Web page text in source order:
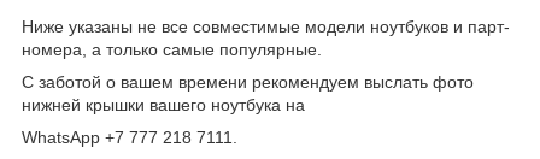
Ниже указаны не все совместимые модели ноутбуков и парт-
номера, а только самые популярные.
С заботой о вашем времени рекомендуем выслать фото
нижней крышки вашего ноутбука на
WhatsApp +7 777 218 7111.